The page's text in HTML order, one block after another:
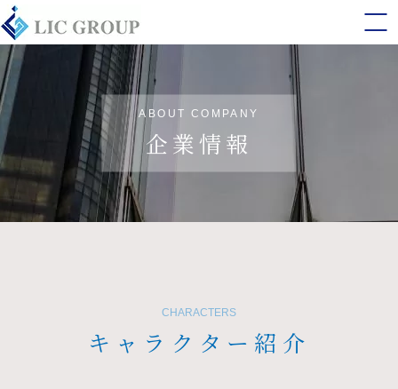
ABOUT COMPANY
企業情報
CHARACTERS
キャラクター紹介